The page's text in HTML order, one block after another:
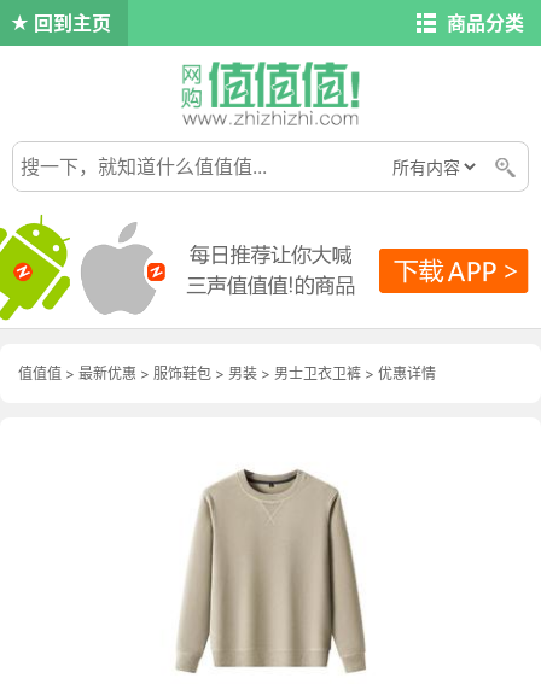
回到主页 商品分类
值值值 > 最新优惠 > 服饰鞋包 > 男装 > 男士卫衣卫裤 > 优惠详情